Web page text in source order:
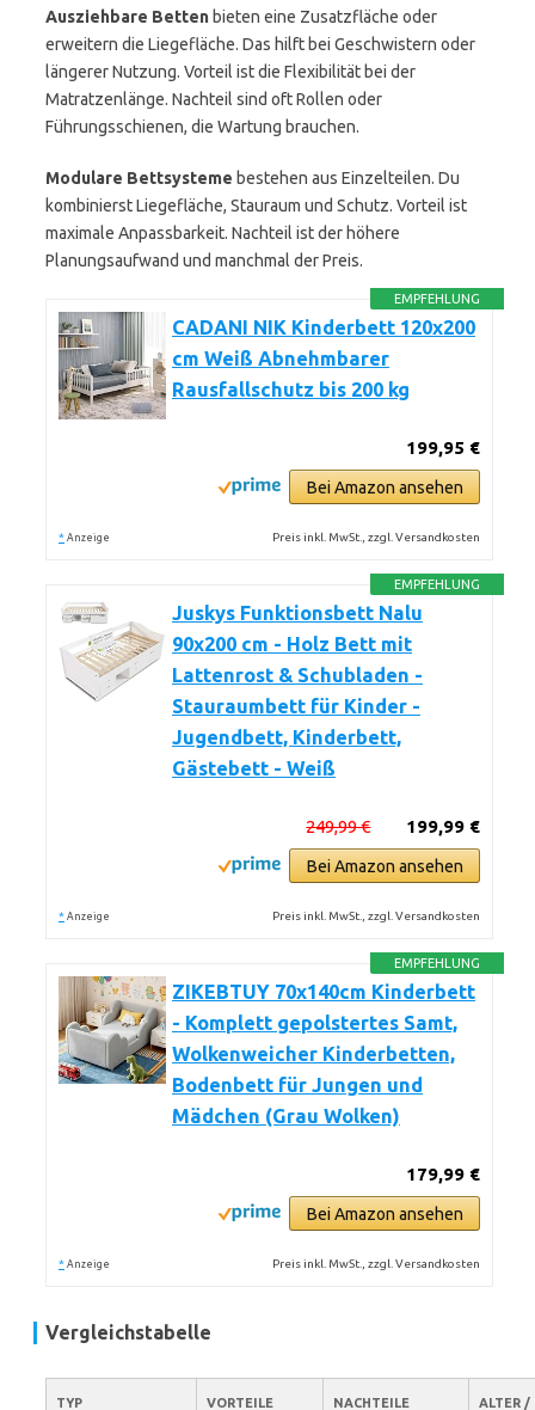
Ausziehbare Betten bieten eine Zusatzfläche oder
erweitern die Liegefläche. Das hilft bei Geschwistern oder
längerer Nutzung. Vorteil ist die Flexibilität bei der
Matratzenlänge. Nachteil sind oft Rollen oder
Führungsschienen, die Wartung brauchen.
Modulare Bettsysteme bestehen aus Einzelteilen. Du
kombinierst Liegefläche, Stauraum und Schutz. Vorteil ist
maximale Anpassbarkeit. Nachteil ist der höhere
Planungsaufwand und manchmal der Preis.
EMPFEHLUNG
CADANI NIK Kinderbett 120x200
cm Weiß Abnehmbarer
Rausfallschutz bis 200 kg
199,95 €
Bei Amazon ansehen
* Anzeige Preis inkl. MwSt., zzgl. Versandkosten
EMPFEHLUNG
Juskys Funktionsbett Nalu
90x200 cm - Holz Bett mit
Lattenrost & Schubladen -
Stauraumbett für Kinder -
Jugendbett, Kinderbett,
Gästebett - Weiß
199,99 €
249,99 €
Bei Amazon ansehen
* Anzeige Preis inkl. MwSt., zzgl. Versandkosten
EMPFEHLUNG
ZIKEBTUY 70x140cm Kinderbett
- Komplett gepolstertes Samt,
Wolkenweicher Kinderbetten,
Bodenbett für Jungen und
Mädchen (Grau Wolken)
179,99 €
Bei Amazon ansehen
* Anzeige Preis inkl. MwSt., zzgl. Versandkosten
Vergleichstabelle
TYP VORTEILE NACHTEILE ALTER /